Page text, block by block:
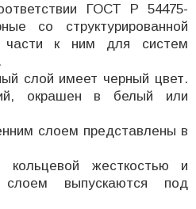
ГОСТ Р 54475-
со структурированной
части к ним для систем
слой имеет черный цвет.
окрашен в белый или
слоем представлены в
жесткостью и
выпускаются под